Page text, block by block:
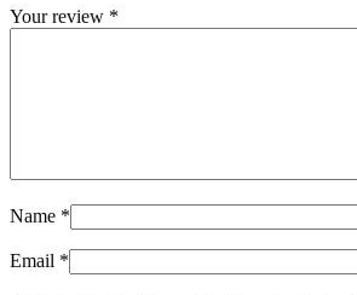
Your review *
Name *
Email *